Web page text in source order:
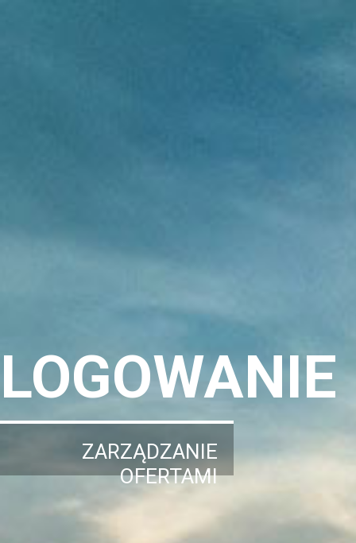
LOGOWANIE
ZARZĄDZANIE
OFERTAMI